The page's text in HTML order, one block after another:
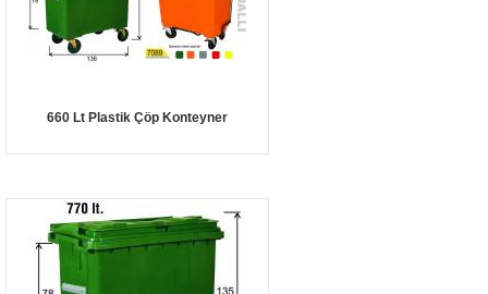
660 Lt Plastik Çöp Konteyner